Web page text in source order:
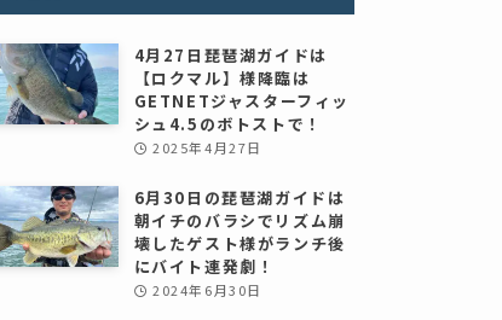
4月27日琵琶湖ガイドは
【ロクマル】様降臨は
GETNETジャスターフィッ
シュ4.5のボトストで！
2025年4月27日
6月30日の琵琶湖ガイドは
朝イチのバラシでリズム崩
壊したゲスト様がランチ後
にバイト連発劇！
2024年6月30日